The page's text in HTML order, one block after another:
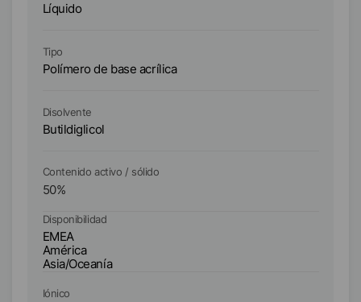
Líquido
Tipo
Polímero de base acrílica
Disolvente
Butildiglicol
Contenido activo / sólido
50%
Disponibilidad
EMEA
América
Asia/Oceanía
Iónico